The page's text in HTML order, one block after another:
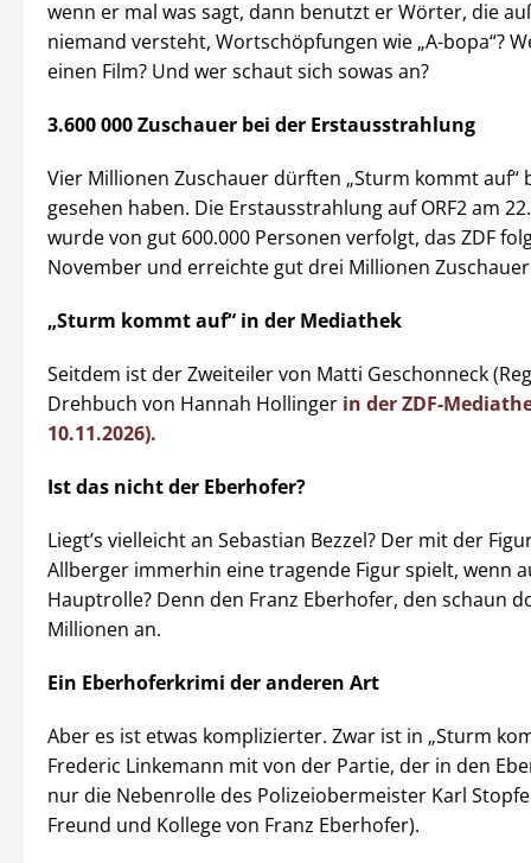
wenn er mal was sagt, dann benutzt er Wörter, die
niemand versteht, Wortschöpfungen wie „A-bopa“?
einen Film? Und wer schaut sich sowas an?
3.600 000 Zuschauer bei der Erstausstrahlung
Vier Millionen Zuschauer dürften „Sturm kommt auf“
gesehen haben. Die Erstausstrahlung auf ORF2 am
wurde von gut 600.000 Personen verfolgt, das ZDF
November und erreichte gut drei Millionen
„Sturm kommt auf“ in der Mediathek
Seitdem ist der Zweiteiler von Matti Geschonneck
Drehbuch von Hannah Hollinger in der ZDF-
10.11.2026).
Ist das nicht der Eberhofer?
Liegt’s vielleicht an Sebastian Bezzel? Der mit der
Allberger immerhin eine tragende Figur spielt, wenn
Hauptrolle? Denn den Franz Eberhofer, den schaun
Millionen an.
Ein Eberhoferkrimi der anderen Art
Aber es ist etwas komplizierter. Zwar ist in „Sturm
Frederic Linkemann mit von der Partie, der in den
nur die Nebenrolle des Polizeiobermeister Karl
Freund und Kollege von Franz Eberhofer).